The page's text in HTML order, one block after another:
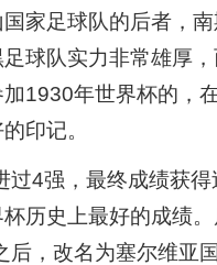
家足球队的后者，
球队实力非常雄厚
1930年世界杯的，
印记。
4强，最终成绩获得
历史上最好的成绩
后，改名为塞尔维亚